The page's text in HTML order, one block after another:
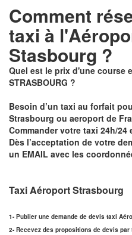
Comment
taxi à
Stasbourg ?
Quel est le prix d'une course
STRASBOURG ?
Besoin d’un taxi au forfait
Strasbourg ou aeroport de
Commander votre taxi 24h/24
Dès l’acceptation de votre
un EMAIL avec les
Taxi Aéroport Strasbourg
1- Publier une demande de devis taxi
2- Recevez des propositions de devis par